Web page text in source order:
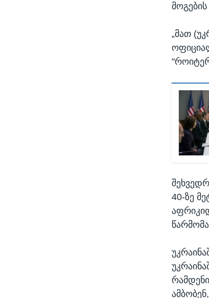
მოგების
„მათ
40-ზე